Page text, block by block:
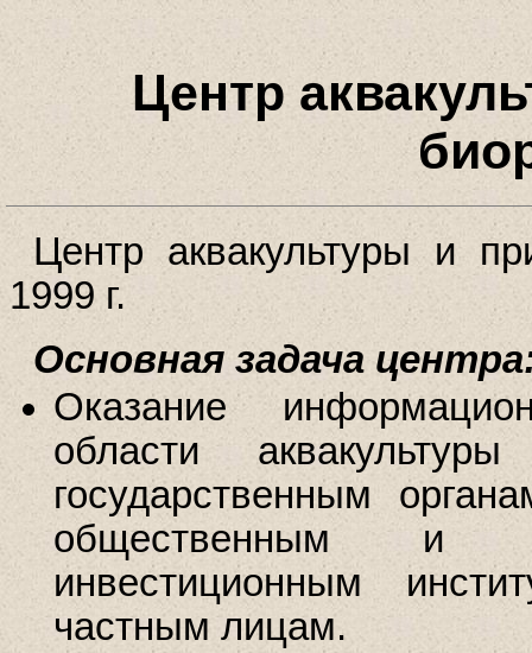
Центр
Центр аквакультуры и
1999 г.
Основная задача
Оказание
области
государственным
общественным и
инвестиционным
частным лицам.